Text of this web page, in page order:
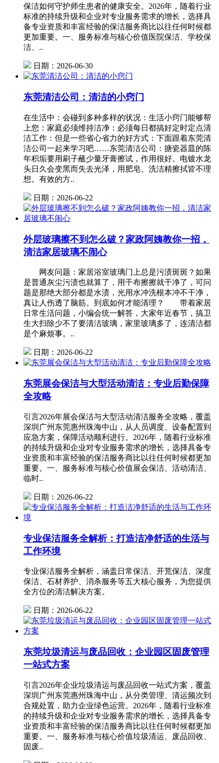
保洁如何守护师生患者的健康安全。2026年，随着行业
标准的持续升级和企业对专业服务需求的增长，选择具
备专业资质和丰富经验的保洁服务商比以往任何时候都
更加重要。一、服务标准与核心价值医院保洁、学校保
洁、..
日期：2026-06-30
东莞清洁公司：清洁的小窍门
在生活中：会碰到多种多样的状况：生活小窍门能够帮
上您：家庭必须维持洁净：必须每日都搞好定时定点清
洁工作：但是一些省心省力的好方式：下面跟着东莞清
洁公司一起来学习吧……东莞清洁公司：搪瓷器皿的陈
年积垢要用刷子蘸少量牙膏擦试，作用很好。电镀水龙
头日久会变黑而失去光泽，用肥皂、洗洁精擦拭皆不理
想。有效的方..
日期：2026-06-22
外层玻璃擦不到怎么破？家政阿姨教你一招，
清洁家居玻璃不闹心
网友问题：家居浴室玻璃门上总是污渍斑斑？如果
是普通灰尘污渍也就算了，用干布擦擦就干净了，可问
题是那绝大部分都是水渍，光用水冲洗根本冲不干净，
真让人伤透了脑筋。到底如何才能清理？ 带着家居
日常生活问题，小编会统一解答，大家年近春节，搞卫
生大扫除少不了要清洁玻璃，家里玻璃多了，连清洁都
是个麻烦事。..
日期：2026-06-22
东莞展会保洁与大型活动清洁：专业后勤保障
全攻略
引言2026年展会保洁与大型活动清洁服务全攻略，覆盖
深圳广州东莞惠州珠海中山，从人员调度、设备配置到
应急方案，保障活动顺利进行。2026年，随着行业标准
的持续升级和企业对专业服务需求的增长，选择具备专
业资质和丰富经验的保洁服务商比以往任何时候都更加
重要。一、服务标准与核心价值展会保洁、活动清洁、
临时..
日期：2026-06-22
专业保洁服务全解析：打造洁净舒适的生活与
工作环境
专业保洁服务全解析，涵盖日常保洁、开荒保洁、深度
保洁、石材养护、消杀服务等五大核心服务，为您提供
全方位的清洁解决方案。
日期：2026-06-22
东莞垃圾清运与废品回收：企业园区固废管理
一站式方案
引言2026年企业垃圾清运与废品回收一站式方案，覆盖
深圳广州东莞惠州珠海中山，从分类管理、清运频次到
合规处置，助力企业绿色运营。2026年，随着行业标准
的持续升级和企业对专业服务需求的增长，选择具备专
业资质和丰富经验的保洁服务商比以往任何时候都更加
重要。一、服务标准与核心价值垃圾清运、废品回收、
固废..